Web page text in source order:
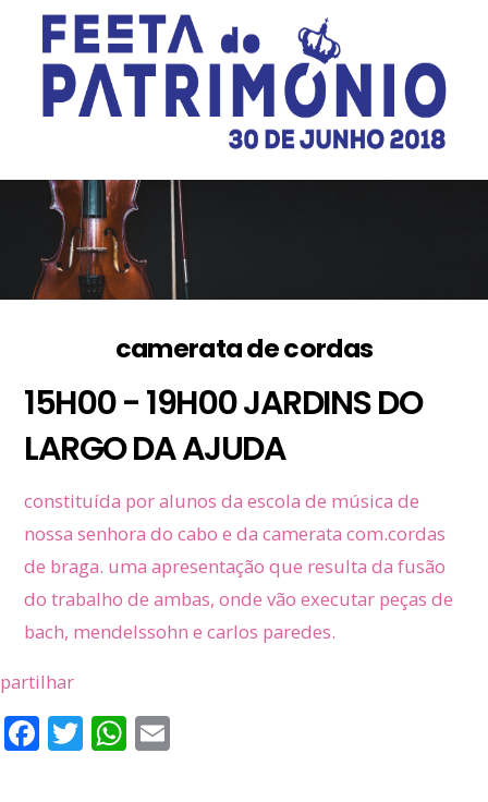
camerata de cordas
15H00 - 19H00JARDINS DO
LARGO DA AJUDA
constituída por alunos da escola de música de
nossa senhora do cabo e da camerata com.cordas
de braga. uma apresentação que resulta da fusão
do trabalho de ambas, onde vão executar peças de
bach, mendelssohn e carlos paredes.
partilhar
fa t w